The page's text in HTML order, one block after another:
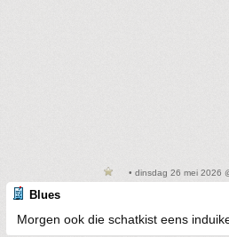
• dinsdag 26 mei 2026
Blues
Morgen ook die schatkist eens